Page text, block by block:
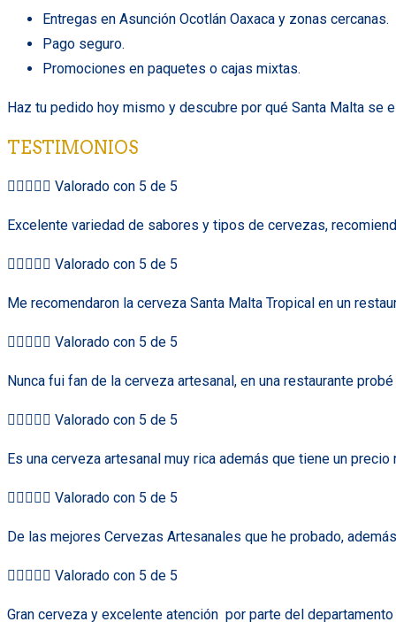
Entregas en Asunción Ocotlán Oaxaca y zonas cercanas.
Pago seguro.
Promociones en paquetes o cajas mixtas.
Haz tu pedido hoy mismo y descubre por qué Santa Malta
TESTIMONIOS
     Valorado con 5 de 5
Excelente variedad de sabores y tipos de cervezas,
     Valorado con 5 de 5
Me recomendaron la cerveza Santa Malta Tropical en un
     Valorado con 5 de 5
Nunca fui fan de la cerveza artesanal, en una restaurante
     Valorado con 5 de 5
Es una cerveza artesanal muy rica además que tiene un
     Valorado con 5 de 5
De las mejores Cervezas Artesanales que he probado,
     Valorado con 5 de 5
Gran cerveza y excelente atención por parte del